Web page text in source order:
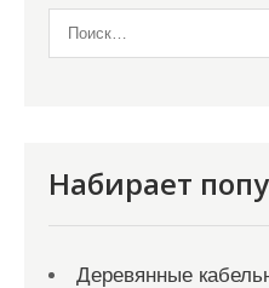
Набирает
Деревянные